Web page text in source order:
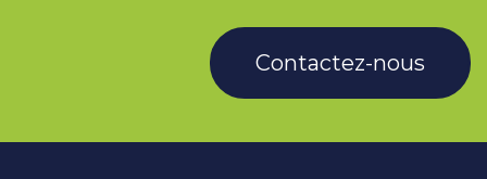
Contactez-nous